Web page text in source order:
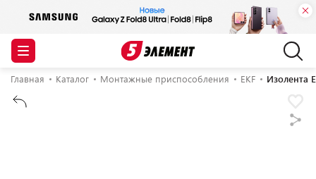
Главная Каталог Монтажные приспособления EKF Изолента